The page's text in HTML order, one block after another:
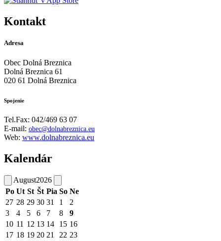
Kontakt
Adresa
Obec Dolná Breznica
Dolná Breznica 61
020 61 Dolná Breznica
Spojenie
Tel.Fax: 042/469 63 07
E-mail: obec@dolnabreznica.eu
Web: www.dolnabreznica.eu
Kalendár
August2026
Po Ut St Št Pia So Ne
27 28 29 30 31 1
2
3
4 5 6 7 8
9
10 11 12 13 14 15 16
17 18 19 20 21 22 23